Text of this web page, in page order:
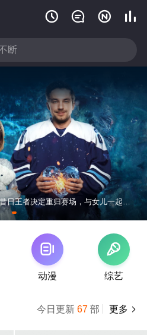
   

动漫

综艺
更多 
今日更新 67部